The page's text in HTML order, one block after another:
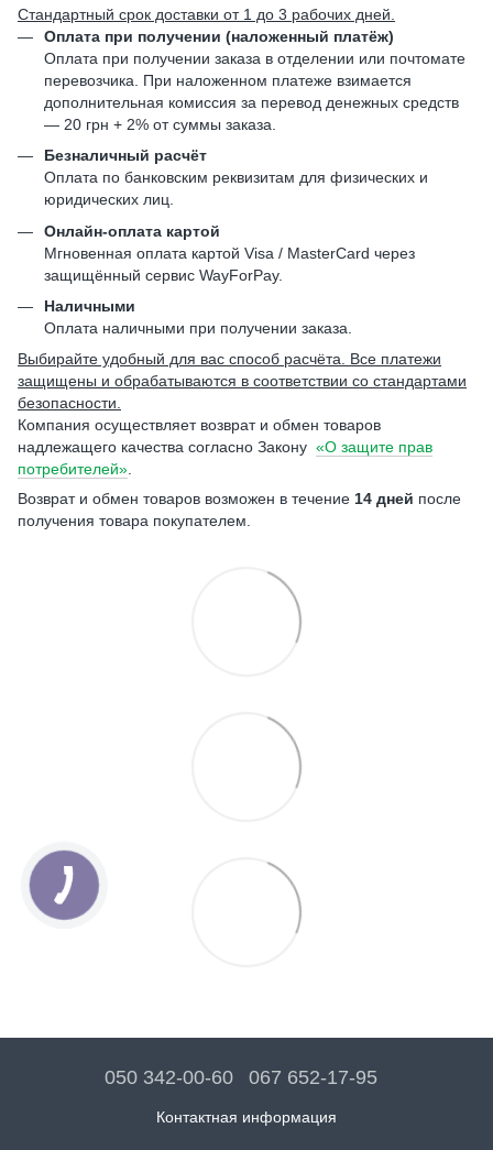
Стандартный срок доставки от 1 до 3 рабочих дней.
Оплата при получении (наложенный платёж)
Оплата при получении заказа в отделении или почтомате
перевозчика. При наложенном платеже взимается
дополнительная комиссия за перевод денежных средств
— 20 грн + 2% от суммы заказа.
Безналичный расчёт
Оплата по банковским реквизитам для физических и
юридических лиц.
Онлайн-оплата картой
Мгновенная оплата картой Visa / MasterCard через
защищённый сервис WayForPay.
Наличными
Оплата наличными при получении заказа.
Выбирайте удобный для вас способ расчёта. Все платежи
защищены и обрабатываются в соответствии со стандартами
безопасности.
Компания осуществляет возврат и обмен товаров
надлежащего качества согласно Закону «О защите прав
потребителей».
Возврат и обмен товаров возможен в течение 14 дней после
получения товара покупателем.
050 342-00-60 067 652-17-95
Контактная информация